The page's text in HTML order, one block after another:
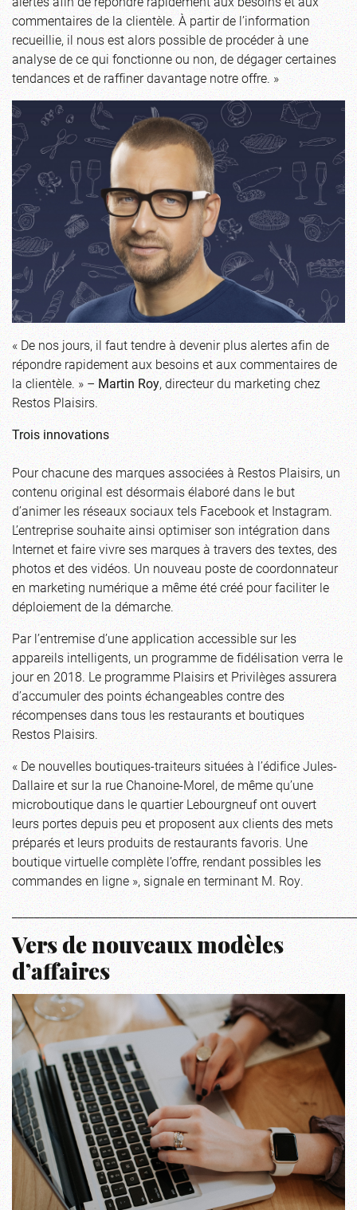
commentaires de la clientèle. À partir de l’information
recueillie, il nous est alors possible de procéder à une
analyse de ce qui fonctionne ou non, de dégager certaines
tendances et de raffiner davantage notre offre. »
« De nos jours, il faut tendre à devenir plus alertes afin de
répondre rapidement aux besoins et aux commentaires de
la clientèle. » –Martin Roy, directeur du marketing chez
Restos Plaisirs.
Trois innovations
Pour chacune des marques associées à Restos Plaisirs, un
contenu original est désormais élaboré dans le but
d’animer les réseaux sociaux tels Facebook et Instagram.
L’entreprise souhaite ainsi optimiser son intégration dans
Internet et faire vivre ses marques à travers des textes, des
photos et des vidéos. Un nouveau poste de coordonnateur
en marketing numérique a même été créé pour faciliter le
déploiement de la démarche.
Par l’entremise d’une application accessible sur les
appareils intelligents, un programme de fidélisation verra le
jour en 2018. Le programme Plaisirs et Privilèges assurera
d’accumuler des points échangeables contre des
récompenses dans tous les restaurants et boutiques
Restos Plaisirs.
« De nouvelles boutiques-traiteurs situées à l’édifice Jules-
Dallaire et sur la rue Chanoine-Morel, de même qu’une
microboutique dans le quartier Lebourgneuf ont ouvert
leurs portes depuis peu et proposent aux clients des mets
préparés et leurs produits de restaurants favoris. Une
boutique virtuelle complète l’offre, rendant possibles les
commandes en ligne », signale en terminant M. Roy.
Vers de nouveaux modèles
d’affaires